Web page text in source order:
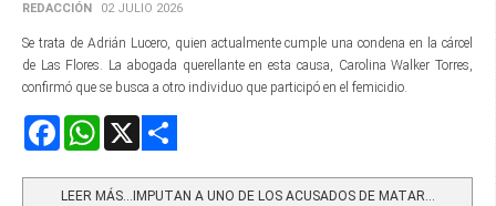
REDACCIÓN 02 JULIO 2026
Se trata de Adrián Lucero, quien actualmente cumple una condena en la cárcel
de Las Flores. La abogada querellante en esta causa, Carolina Walker Torres,
confirmó que se busca a otro individuo que participó en el femicidio.
FacebookWhatsApp
LEER MÁS…IMPUTAN A UNO DE LOS ACUSADOS DE MATAR...